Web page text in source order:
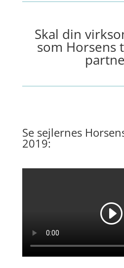
Skal din
som Horsens
Se sejlernes
2019: